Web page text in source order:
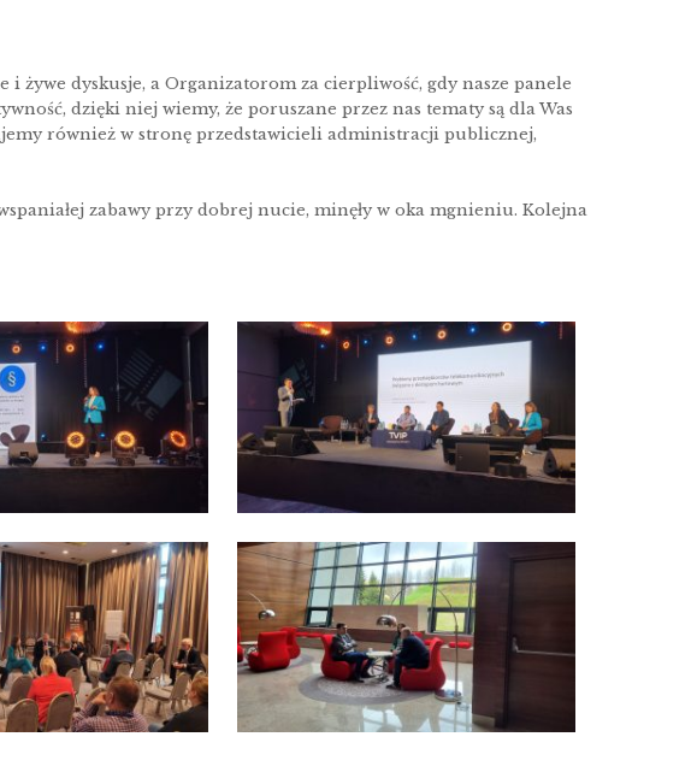
i żywe dyskusje, a Organizatorom za cierpliwość, gdy nasze panele
dzięki niej wiemy, że poruszane przez nas tematy są dla Was
również w stronę przedstawicieli administracji publicznej,
zabawy przy dobrej nucie, minęły w oka mgnieniu. Kolejna